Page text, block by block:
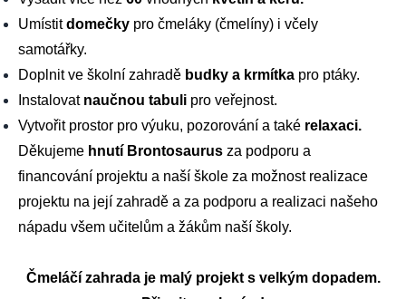
Umístitdomečky pro čmeláky (čmelíny) i včely
samotářky.
Doplnit ve školní zahradě budky a krmítka pro ptáky.
Instalovat naučnou tabuli pro veřejnost.
Vytvořit prostor pro výuku, pozorování a také relaxaci.
Děkujeme hnutí Brontosaurus za podporu a
financování projektu a naší škole za možnost realizace
projektu na její zahradě a za podporu a realizaci našeho
nápadu všem učitelům a žákům naší školy.
Čmeláčí zahrada je malý projekt s velkým dopadem.